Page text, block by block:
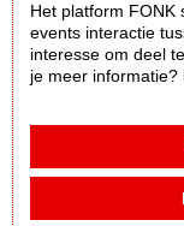
Het platform FONK
events interactie
interesse om deel
je meer informatie?